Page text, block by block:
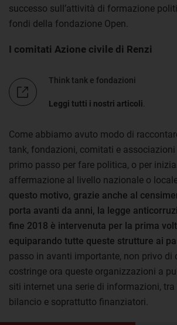
successo sull’attività di formazione
fondi della fondazione Open.
I comitati Azione civile di Renzi
Think tank e fondazioni
Leggi tutti i nostri articoli
Come abbiamo avuto modo di
tank, fondazioni, comitati e
primo passo per fare politica, o per
affermazione al livello nazionale o
questo motivo, grazie anche al
porta avanti da anni, la legge
fine 2018 è intervenuta per la prima
equiparando tutte queste strutture ai
passo in avanti importante, non privo di
costringe ora queste organizzazioni a
siti internet una serie di informazioni,
bilancio e soprattutto finanziatori.